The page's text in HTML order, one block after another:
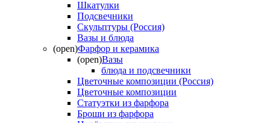
Шкатулки
Подсвечники
Скульптуры (Россия)
Вазы и блюда
(open)Фарфор и керамика
(open)Вазы
блюда и подсвечники
Цветочные композиции (Россия)
Цветочные композиции
Статуэтки из фарфора
Броши из фарфора